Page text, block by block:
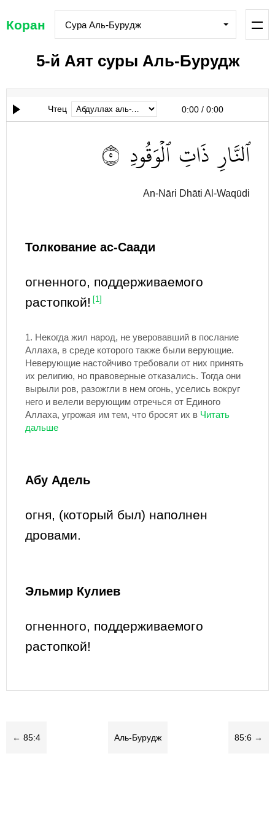
Коран Сура Аль-Бурудж
5-й Аят суры Аль-Бурудж
Чтец 0:00 / 0:00
ٱلنَّارِ ذَاتِ ٱلۡوَقُودِ ٥
An-Nāri Dhāti Al-Waqūdi
Толкование ас-Саади
огненного, поддерживаемого
растопкой!
[1]
1. Некогда жил народ, не уверовавший в послание
Аллаха, в среде которого также были верующие.
Неверующие настойчиво требовали от них принять
их религию, но правоверные отказались. Тогда они
вырыли ров, разожгли в нем огонь, уселись вокруг
него и велели верующим отречься от Единого
Аллаха, угрожая им тем, что бросят их в
Абу Адель
огня, (который был) наполнен
дровами.
Эльмир Кулиев
огненного, поддерживаемого
растопкой!
← 85:4 Аль-Бурудж 85:6 →